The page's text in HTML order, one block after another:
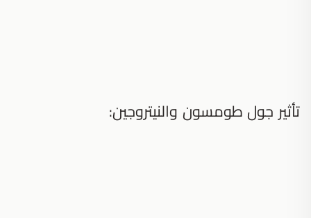
تأثير جول طومسون والنيتروجين: